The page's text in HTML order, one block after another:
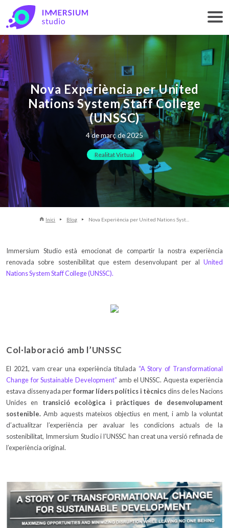
Nova Experiència per United
Nations System Staff College
(UNSSC)
4 de març de 2025
Realitat Virtual
Inici Blog Nova Experiència per United Nations Syst...
Immersium Studio està emocionat de compartir la nostra experiència
renovada sobre sostenibilitat que estem desenvolupant per al United
Nations System Staff College (UNSSC).
Col·laboració amb l’UNSSC
El 2021, vam crear una experiència titulada “A Story of Transformational
Change for Sustainable Development” amb el UNSSC. Aquesta experiència
estava dissenyada performar líders polítics i tècnicsdins de les Nacions
Unides en transició ecològica i pràctiques de desenvolupament
sostenible. Amb aquests mateixos objectius en ment, i amb la voluntat
d’actualitzar l’experiència per avaluar les condicions actuals de la
sostenibilitat, Immersium Studio i l’UNSSC han creat una versió refinada de
l’experiència original.